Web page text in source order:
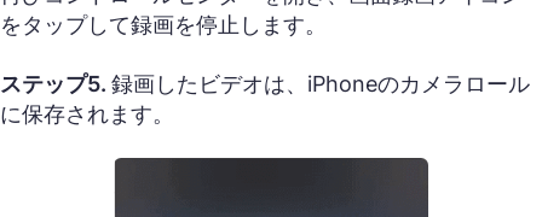
をタップして録画を停止します。
ステップ5. 録画したビデオは、iPhoneのカメラロール
に保存されます。